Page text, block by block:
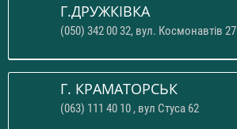
Г.ДРУЖКІВКА
(050) 342 00 32, вул. Космонавтів 27
Г. КРАМАТОРСЬК
(063) 111 40 10 , вул Стуса 62